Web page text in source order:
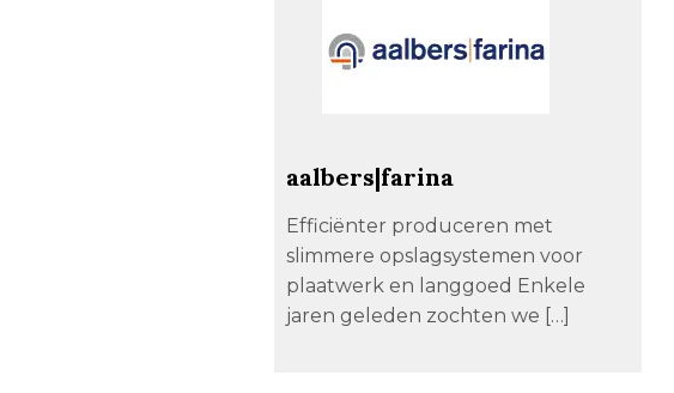
aalbers|farina
Efficiënter produceren met
slimmere opslagsystemen voor
plaatwerk en langgoed Enkele
jaren geleden zochten we […]